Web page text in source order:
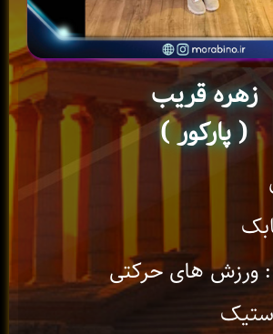
زهره قریب
( پارکور )
ورزش های حرکتی